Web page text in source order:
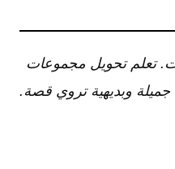
تعلم تحويل مجموعات
جميلة وبديهية تروي قصة.